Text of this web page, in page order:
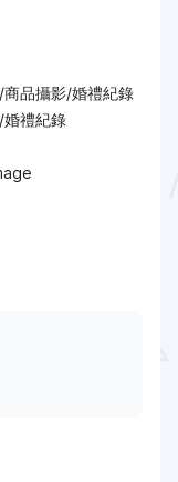
品攝影/婚禮紀錄
禮紀錄